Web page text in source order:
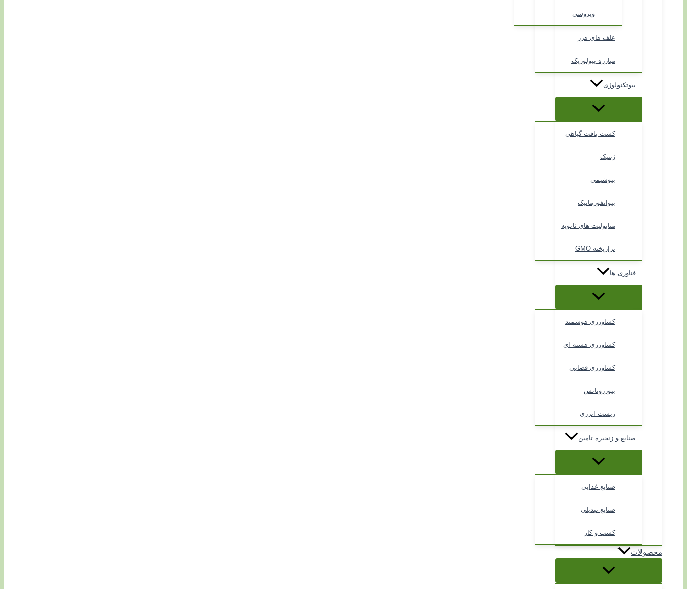
ویروسی
علف های هرز
مبارزه بیولوژیک
بیوتکنولوژی
کشت بافت گیاهی
ژنتیک
بیوشیمی
بیوانفورماتیک
متابولیت های ثانویه
تراریخته GMO
فناوری ها
کشاورزی هوشمند
کشاورزی هسته ای
کشاورزی فضایی
بیورزونانس
زیست انرژی
صنایع و زنجیره تامین
صنایع غذایی
صنایع تبدیلی
کسب و کار
محصولات